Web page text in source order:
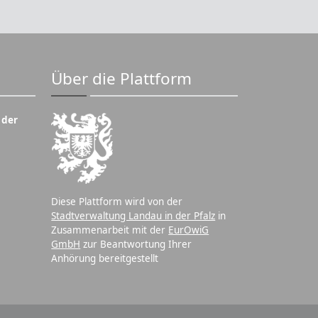
Über die Plattform
Diese Plattform wird von der
Stadtverwaltung Landau in der Pfalz in
Zusammenarbeit mit der EurOwiG
GmbH zur Beantwortung Ihrer
Anhörung bereitgestellt